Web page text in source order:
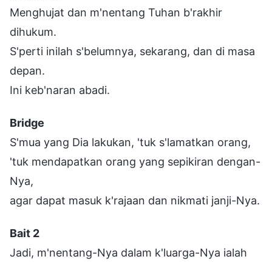
Menghujat dan m'nentang Tuhan b'rakhir
dihukum.
S'perti inilah s'belumnya, sekarang, dan di masa
depan.
Ini keb'naran abadi.
Bridge
S'mua yang Dia lakukan, 'tuk s'lamatkan orang,
'tuk mendapatkan orang yang sepikiran dengan-
Nya,
agar dapat masuk k'rajaan dan nikmati janji-Nya.
Bait 2
Jadi, m'nentang-Nya dalam k'luarga-Nya ialah